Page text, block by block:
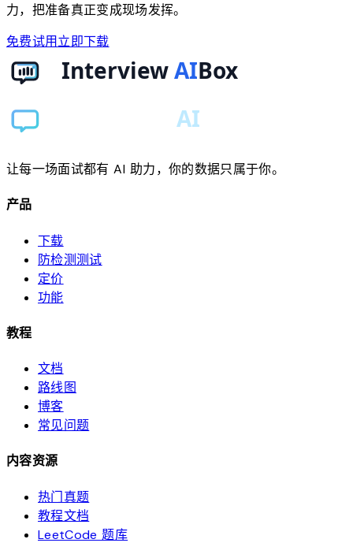
力，把准备真正变成现场发挥。
免费试用立即下载
让每一场面试都有 AI 助力，你的数据只属于你。
产品
下载
防检测测试
定价
功能
教程
文档
路线图
博客
常见问题
内容资源
热门真题
教程文档
LeetCode 题库